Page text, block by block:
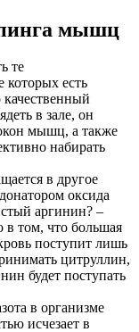
мышц
те
которых есть
качественный
в зале, он
мышц, а также
набирать
в другое
оксида
аргинин? –
в том, что большая
поступит лишь
цитруллин,
будет поступать
в организме
исчезает в